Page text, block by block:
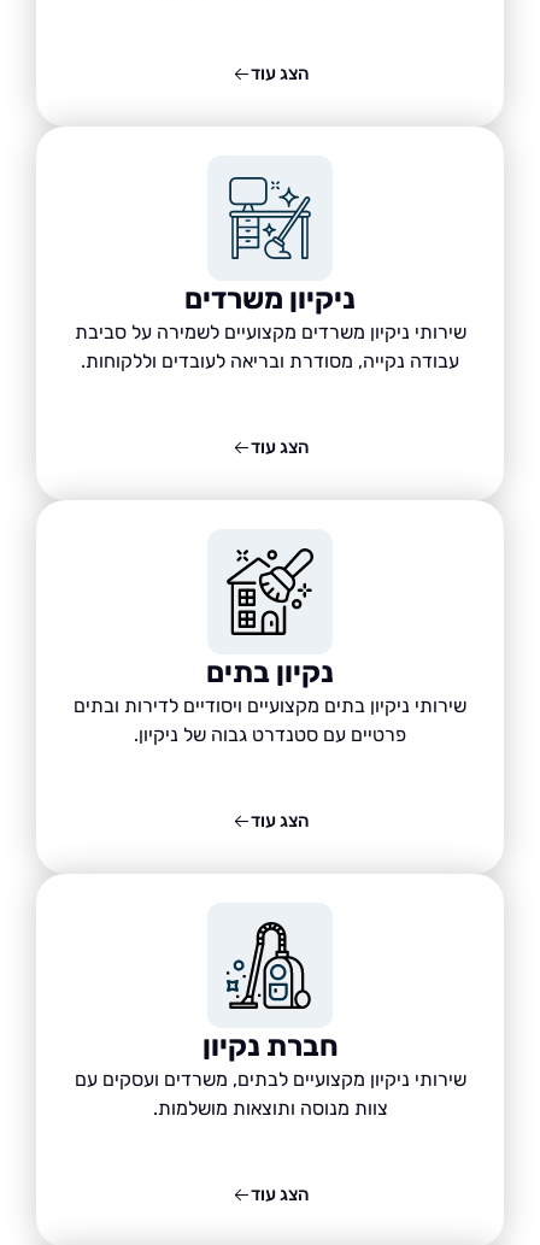
ניקיון משרדים
שירותי ניקיון משרדים מקצועיים לשמירה על סביבת
עבודה נקייה, מסודרת ובריאה לעובדים וללקוחות.
נקיון בתים
שירותי ניקיון בתים מקצועיים ויסודיים לדירות ובתים
פרטיים עם סטנדרט גבוה של ניקיון.
חברת נקיון
שירותי ניקיון מקצועיים לבתים, משרדים ועסקים עם
צוות מנוסה ותוצאות מושלמות.